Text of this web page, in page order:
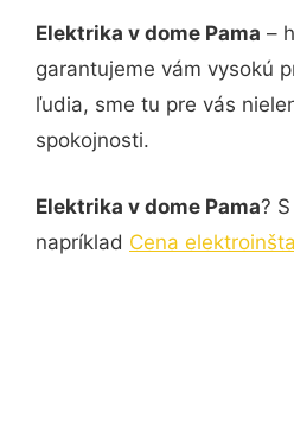
Elektrika v dome Pama –
garantujeme vám vysokú
ľudia, sme tu pre vás
spokojnosti.
Elektrika v dome Pama?
napríklad Cena